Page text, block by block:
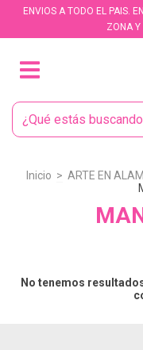
ENVIOS A TODO EL PAIS.
ZONA Y
Inicio > ARTE EN
No tenemos